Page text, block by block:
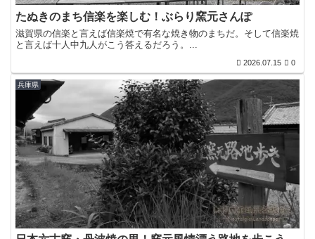
たぬきのまち信楽を楽しむ！ぶらり窯元さんぽ
滋賀県の信楽と言えば信楽焼で有名な焼き物のまちだ。そして信楽焼
と言えば十人中九人がこう答えるだろう。...
2026.07.15 0
兵庫県